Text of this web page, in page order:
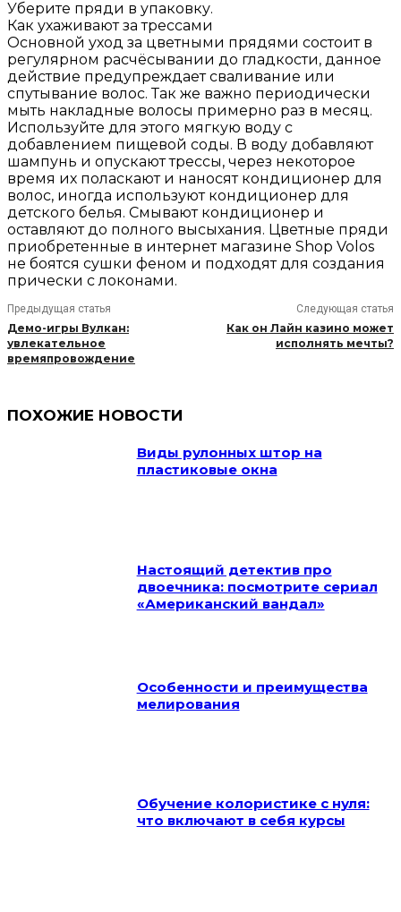
Уберите пряди в упаковку.
Как ухаживают за трессами
Основной уход за цветными прядями состоит в
регулярном расчёсывании до гладкости, данное
действие предупреждает сваливание или
спутывание волос. Так же важно периодически
мыть накладные волосы примерно раз в месяц.
Используйте для этого мягкую воду с
добавлением пищевой соды. В воду добавляют
шампунь и опускают трессы, через некоторое
время их поласкают и наносят кондиционер для
волос, иногда используют кондиционер для
детского белья. Смывают кондиционер и
оставляют до полного высыхания. Цветные пряди
приобретенные в интернет магазине Shop Volos
не боятся сушки феном и подходят для создания
прически с локонами.
Предыдущая статья
Демо-игры Вулкан:
увлекательное
времяпровождение
Следующая статья
Как он Лайн казино может
исполнять мечты?
ПОХОЖИЕ НОВОСТИ
Виды рулонных штор на
пластиковые окна
Настоящий детектив про
двоечника: посмотрите сериал
«Американский вандал»
Особенности и преимущества
мелирования
Обучение колористике с нуля:
что включают в себя курсы